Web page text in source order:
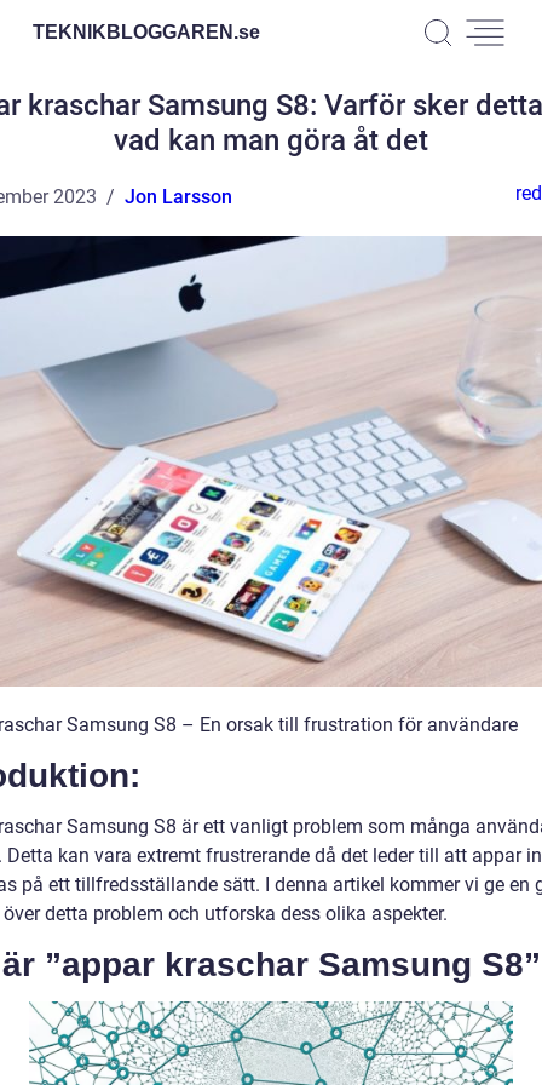
TEKNIKBLOGGAREN.se
kraschar Samsung S8: Varför sker
vad kan man göra åt det
2023 Jon Larsson
Samsung S8 – En orsak till frustration för användare
Samsung S8 är ett vanligt problem som många
Detta kan vara extremt frustrerande då det leder till att appar
på ett tillfredsställande sätt. I denna artikel kommer vi ge en
detta problem och utforska dess olika aspekter.
”appar kraschar Samsung